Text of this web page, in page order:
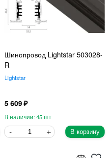
Шинопровод Lightstar 503028-
R
Lightstar
5 609
45
В корзину